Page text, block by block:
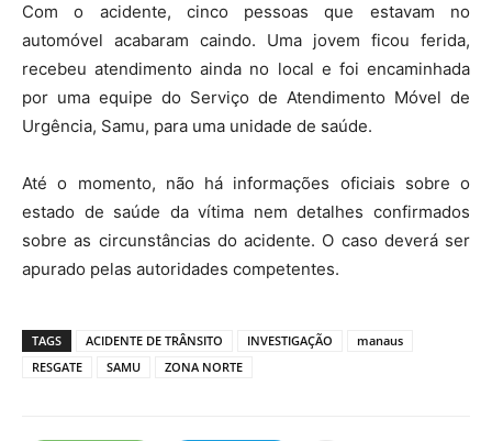
Com o acidente, cinco pessoas que estavam no
automóvel acabaram caindo. Uma jovem ficou ferida,
recebeu atendimento ainda no local e foi encaminhada
por uma equipe do Serviço de Atendimento Móvel de
Urgência, Samu, para uma unidade de saúde.
Até o momento, não há informações oficiais sobre o
estado de saúde da vítima nem detalhes confirmados
sobre as circunstâncias do acidente. O caso deverá ser
apurado pelas autoridades competentes.
TAGS ACIDENTE DE TRÂNSITO INVESTIGAÇÃO
manaus
RESGATE
SAMU ZONA NORTE